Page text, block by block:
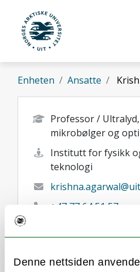
Denne nettsiden
Gå til hovedinnhold
UiT Norges arktiske
Enheten Ansatte
Professor / Ultralyd,
mikrobølger og
Institutt for fysikk
teknologi
+47 77 64 51 57